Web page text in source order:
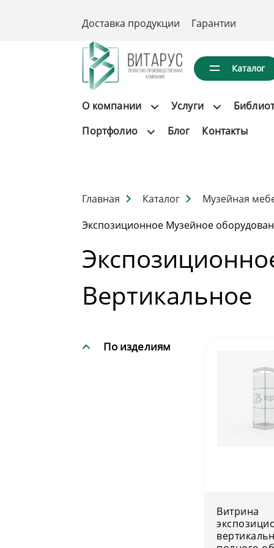
Доставка продукции Гарантии
Каталог
О компании Услуги
Портфолио
Блог Контакты
Главная Каталог
Музейная
Экспозиционное Музейное
Вертикальное
По изделиям
Витрина